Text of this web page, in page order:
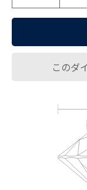
このダ